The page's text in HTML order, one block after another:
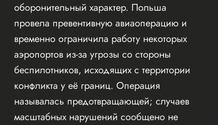
оборонительный характер. Польша
провела превентивную авиаоперацию и
временно ограничила работу некоторых
аэропортов из-за угрозы со стороны
беспилотников, исходящих с территории
конфликта у её границ. Операция
называлась предотвращающей; случаев
масштабных нарушений сообщено не